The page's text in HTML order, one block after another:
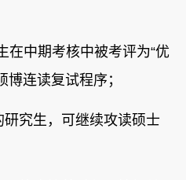
在中期考核中被考评为“优
博连读复试程序；
研究生，可继续攻读硕士